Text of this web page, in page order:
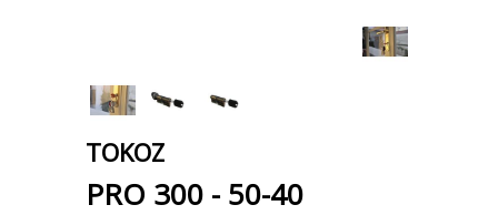
TOKOZ
PRO 300 - 50-40